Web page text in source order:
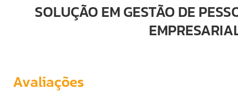
SOLUÇÃO EM GESTÃO DE
Avaliações